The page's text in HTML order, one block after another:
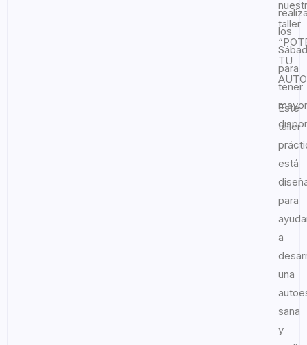
taller
TU
Este
taller
está
para
a
una
sana
y
los
para
tener
mayor